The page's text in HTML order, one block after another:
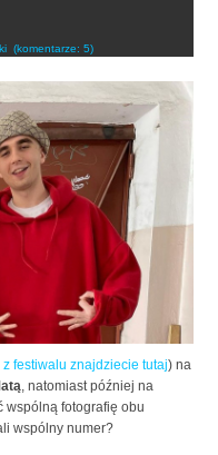
(komentarze: 5)
festiwalu znajdziecie tutaj) na
, natomiast później na
wspólną fotografię obu
wspólny numer?